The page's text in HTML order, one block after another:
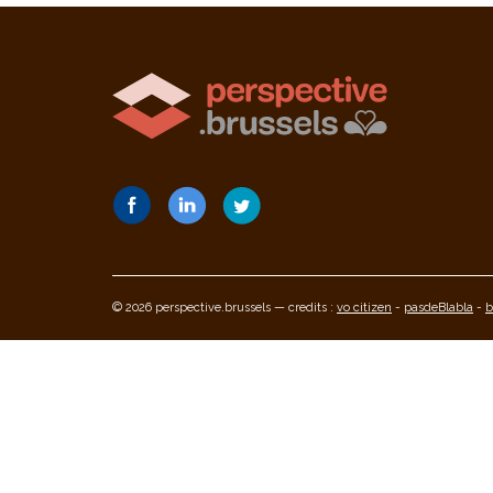
© 2026 perspective.brussels — credits : vo citizen - pasdeBlabla -